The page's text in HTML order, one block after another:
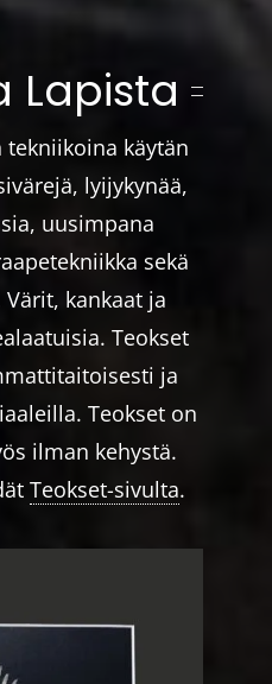
Lapista
käytän
lyijykynää,
uusimpana
sekä
kankaat ja
Teokset
ja
Teokset on
ilman kehystä.
Teokset-sivulta.